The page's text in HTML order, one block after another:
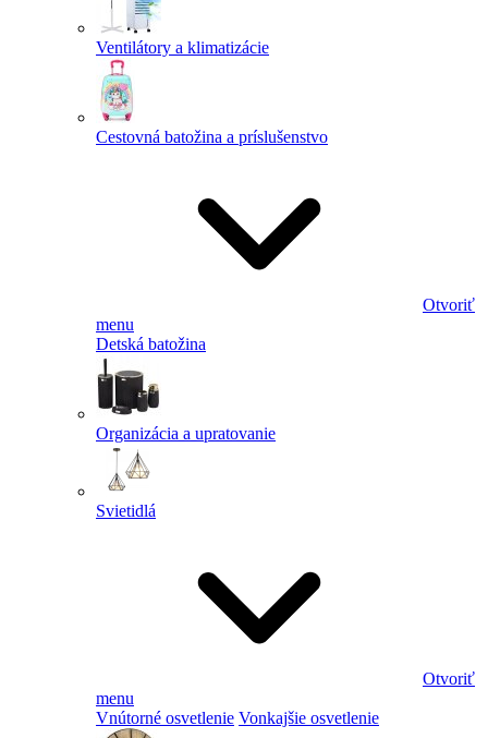
Ventilátory a klimatizácie
Cestovná batožina a príslušenstvo
Otvoriť
menu
Detská batožina
Organizácia a upratovanie
Svietidlá
Otvoriť
menu
Vnútorné osvetlenie Vonkajšie osvetlenie